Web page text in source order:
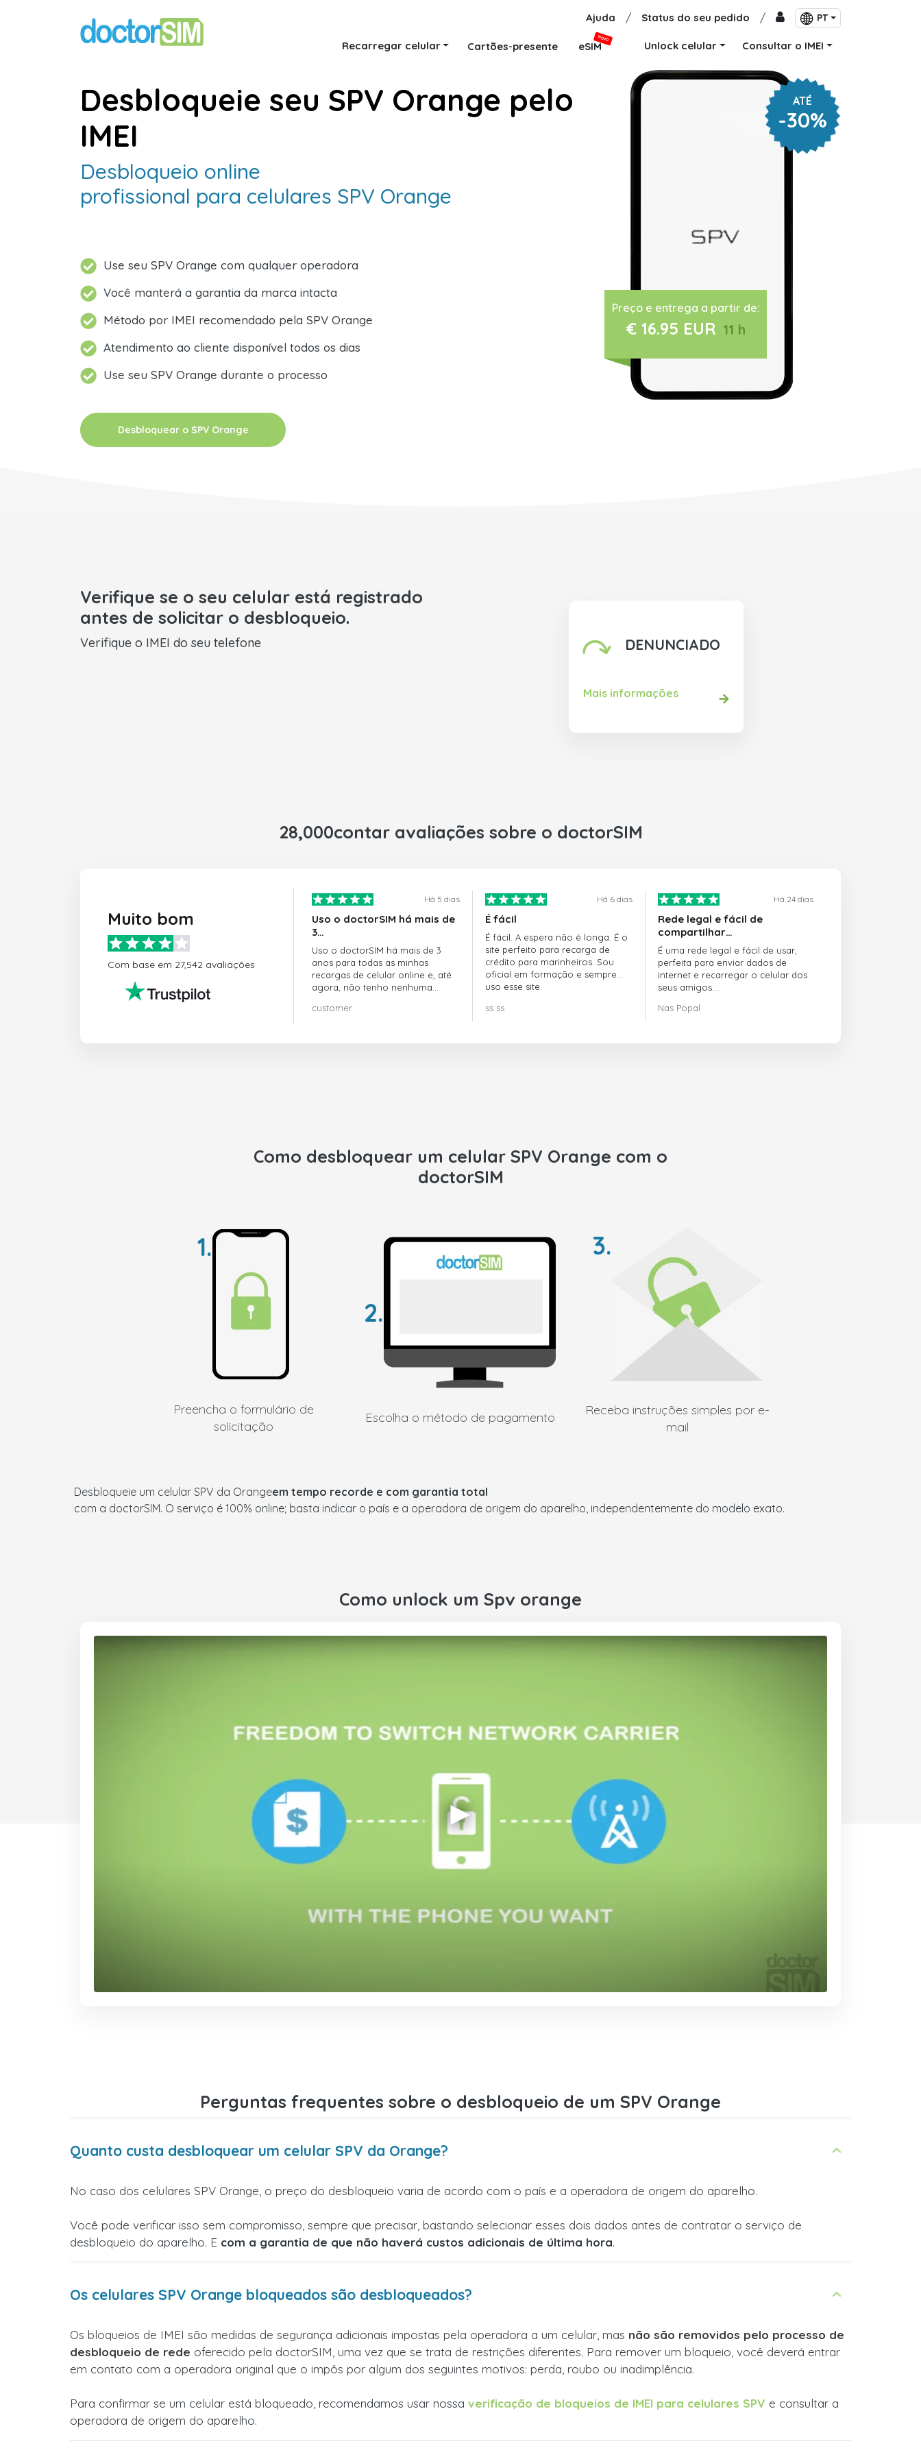
Ajuda / Status do seu pedido / PT
Recarregar celular Cartões-presente eSIM
NOVO
Unlock celular Consultar o IMEI
ATÉ
-30%
Preço e entrega a partir de:
€ 16.95 EUR 11 h
Desbloqueie seu SPV Orange pelo
IMEI
Desbloqueio online
profissional para celulares SPV Orange
Use seu SPV Orange com qualquer operadora
Você manterá a garantia da marca intacta
Método por IMEI recomendado pela SPV Orange
Atendimento ao cliente disponível todos os dias
Use seu SPV Orange durante o processo
Desbloquear o SPV Orange
Verifique se o seu celular está registrado
antes de solicitar o desbloqueio.
Verifique o IMEI do seu telefone DENUNCIADO
Mais informações
28,000contar avaliações sobre o doctorSIM
Muito bom
Com base em 27,542 avaliações
Há 5 dias
Uso o doctorSIM há mais de
3…
Uso o doctorSIM há mais de 3
anos para todas as minhas
recargas de celular online e, até
agora, não tenho nenhuma
customer
Há 6 dias
É fácil
É fácil. A espera não é longa. É o
site perfeito para recarga de
crédito para marinheiros. Sou
oficial em formação e sempre
uso esse site.
ss ss
Há 24 dias
Rede legal e fácil de
compartilhar…
É uma rede legal e fácil de usar,
perfeita para enviar dados de
internet e recarregar o celular dos
seus amigos.
O atendimento ao cliente é incrível.
Nas Popal
Como desbloquear um celular SPV Orange com o
doctorSIM
1.
Preencha o formulário de
solicitação
2.
Escolha o método de pagamento
3.
Receba instruções simples por e-
mail
Desbloqueie um celular SPV da Orangeem tempo recorde e com garantia total
com a doctorSIM. O serviço é 100% online; basta indicar o país e a operadora de origem do aparelho, independentemente do modelo exato.
Como unlock um Spv orange
Perguntas frequentes sobre o desbloqueio de um SPV Orange
Quanto custa desbloquear um celular SPV da Orange?
No caso dos celulares SPV Orange, o preço do desbloqueio varia de acordo com o país e a operadora de origem do aparelho.
Você pode verificar isso sem compromisso, sempre que precisar, bastando selecionar esses dois dados antes de contratar o serviço de
desbloqueio do aparelho. E com a garantia de que não haverá custos adicionais de última hora.
Os celulares SPV Orange bloqueados são desbloqueados?
Os bloqueios de IMEI são medidas de segurança adicionais impostas pela operadora a um celular, mas não são removidos pelo processo de
desbloqueio de rede oferecido pela doctorSIM, uma vez que se trata de restrições diferentes. Para remover um bloqueio, você deverá entrar
em contato com a operadora original que o impôs por algum dos seguintes motivos: perda, roubo ou inadimplência.
Para confirmar se um celular está bloqueado, recomendamos usar nossa verificação de bloqueios de IMEI para celulares SPV e consultar a
operadora de origem do aparelho.